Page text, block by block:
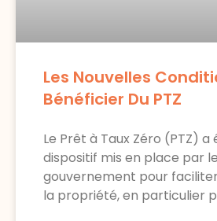
Les Nouvelles
Bénéficier Du PTZ
Le Prêt à Taux Zéro (PTZ) a
dispositif mis en place par le
gouvernement pour
la propriété, en particulier